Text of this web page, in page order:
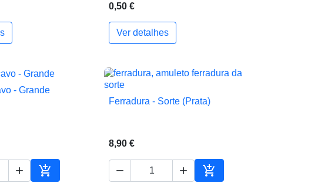
0,50 €
Ver detalhes
rápida
- Grande
 
Adicionar ao carrinho
 Vista rápida
Ferradura - Sorte (Prata)
8,90 €
  
Adicionar ao carrinho